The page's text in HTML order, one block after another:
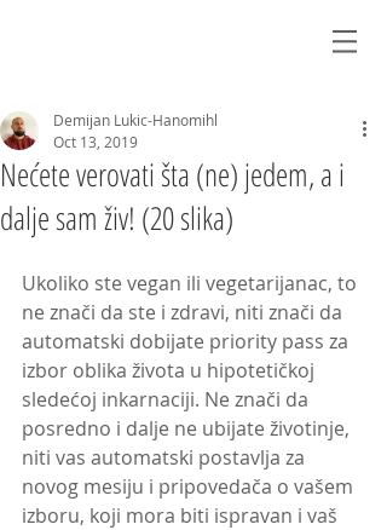
Nećete verovati šta (ne) jedem, a i
dalje sam živ! (20 slika)
Demijan Lukic-Hanomihl
Oct 13, 2019
Ukoliko ste vegan ili vegetarijanac, to
ne znači da ste i zdravi, niti znači da
automatski dobijate priority pass za
izbor oblika života u hipotetičkoj
sledećoj inkarnaciji. Ne znači da
posredno i dalje ne ubijate životinje,
niti vas automatski postavlja za
novog mesiju i pripovedača o vašem
izboru, koji mora biti ispravan i vaš